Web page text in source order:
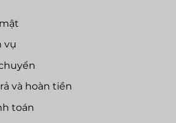
vụ
và hoàn tiền
toán